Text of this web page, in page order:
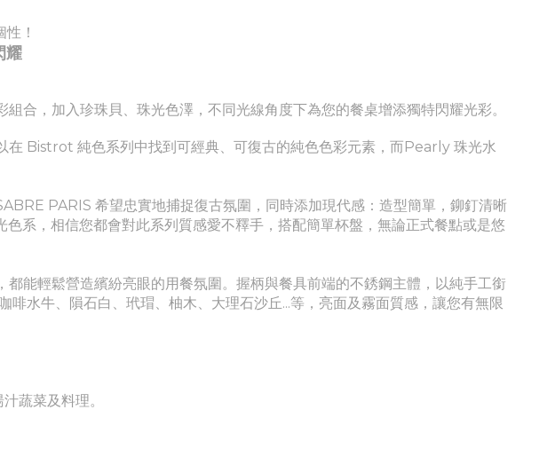
！
耀
合，加入珍珠貝、珠光色澤，不同光線角度下為您的餐桌增添獨特閃耀光彩。
在 Bistrot 純色系列中找到可經典、 可復古的純色色彩元素，而Pearly 珠光水
PARIS 希望忠實地捕捉復古氛圍，同時添加現代感：造型簡單，鉚釘清晰
系，相信您都會對此系列質感愛不釋手，搭配簡單杯盤，無論正式餐點或是悠
能輕鬆營造繽紛亮眼的用餐氛圍。 握柄與餐具前端的不銹鋼主體，以純手工銜
啡水牛、隕石白、玳瑁、柚木、大理石沙丘...等，亮面及霧面質感 ，讓您有無限
蔬菜及料理。